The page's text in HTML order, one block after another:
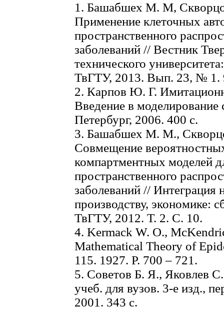
1. Башабшех М. М,
Применение клеточных
пространственного
заболеваний // Вестник
технического
ТвГТУ, 2013. Вып. 23, № 1.
2. Карпов Ю. Г.
Введение в
Петербург, 2006. 400 с.
3. Башабшех М. М.,
Совмещение
компартментных моделей
пространственного
заболеваний // Интеграция
производству, экономике:
ТвГТУ, 2012. T. 2. С. 10.
4. Kermack W. O.,
Mathematical Theory of
115. 1927. P. 700 – 721.
5. Советов Б. Я., Яковлев
учеб. для вузов. 3-е изд.,
2001. 343 с.